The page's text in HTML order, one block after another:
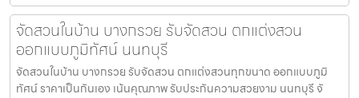
จัดสวนในบ้าน บางกรวย รับจัดสวน ตกแต่งสวน
ออกแบบภูมิทัศน์ นนทบุรี
จัดสวนในบ้าน บางกรวย รับจัดสวน ตกแต่งสวนทุกขนาด ออกแบบภูมิ
ทัศน์ ราคาเป็นกันเอง เน้นคุณภาพ รับประกันความสวยงาม นนทบุรี จั